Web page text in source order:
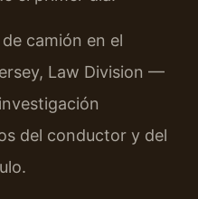
camión en el
Law Division —
del conductor y del